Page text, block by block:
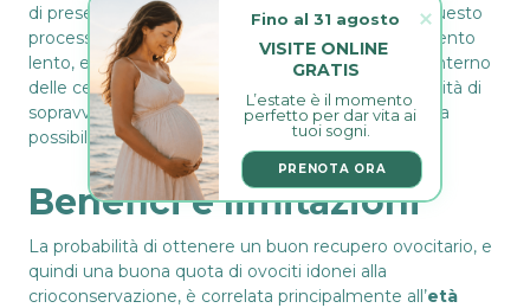
di preservazione delle fertilità femminile perché questo
processo, a differenza delle tecniche di congelamento
lento, evita la formazione di cristalli di ghiaccio all’interno
delle cellule, migliorando notevolmente le probabilità di
sopravvivenza allo scongelamento degli ovociti e la
possibilità di gravidanza futura.
Benefici e limitazioni
La probabilità di ottenere un buon recupero ovocitario, e
quindi una buona quota di ovociti idonei alla
crioconservazione, è correlata principalmente all’età
VISITE ONLINE
GRATIS
L’estate è il momento
perfetto per dar vita ai
tuoi sogni.
PRENOTA ORA
Fino al 31 agosto